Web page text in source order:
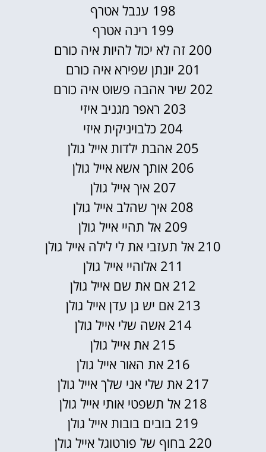
198 ענבל אטרף
199 רינה אטרף
200 זה לא יכול להיות איה כורם
201 יונתן שפירא איה כורם
202 שיר אהבה פשוט איה כורם
203 ראפר מגניב איזי
204 כלבויניקית איזי
205 אהבת ילדות אייל גולן
206 אותך אשא אייל גולן
207 איך אייל גולן
208 איך שהלב אייל גולן
209 אל תהיי אייל גולן
210 אל תעזבי את לי לילה אייל גולן
211 אלוהיי אייל גולן
212 אם את שם אייל גולן
213 אם יש גן עדן אייל גולן
214 אשה שלי אייל גולן
215 את אייל גולן
216 את האור אייל גולן
217 את שלי אני שלך אייל גולן
218 אל תשפטי אותי אייל גולן
219 בובים בובות אייל גולן
220 בחוף של פורטוגל אייל גולן